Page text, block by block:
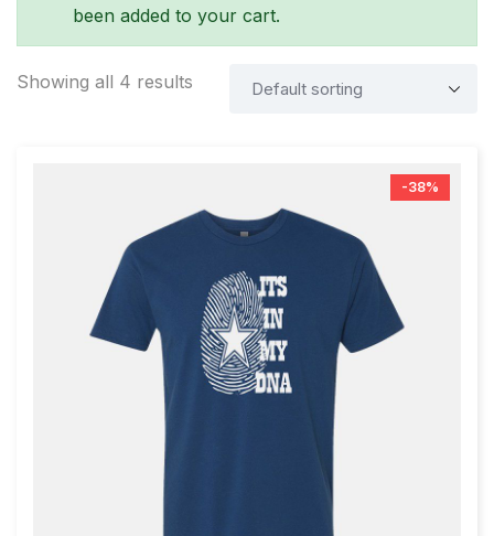
been added to your cart.
Showing all 4 results
-38%